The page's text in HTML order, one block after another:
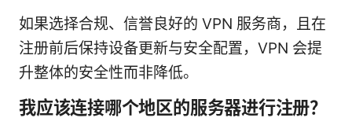
如果选择合规、信誉良好的 VPN 服务商，且在
注册前后保持设备更新与安全配置，VPN 会提
升整体的安全性而非降低。
我应该连接哪个地区的服务器进行注册？